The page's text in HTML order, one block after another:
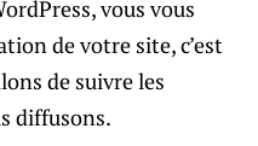
vous vous
de votre site, c’est
de suivre les
diffusons.